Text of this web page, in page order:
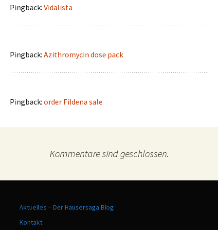
Pingback: Vidalista
Pingback: Azithromycin dose pack
Pingback: order Fildena sale
Kommentare sind geschlossen.
Aktuelles – Der Hausersaga Blog
Kontakt